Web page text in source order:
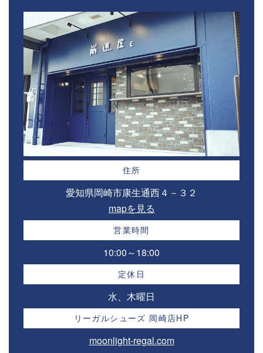
住所
愛知県岡崎市康生通西４－３２⁣
mapを見る
営業時間
10:00～18:00⁣
定休日
水、木曜日
リーガルシューズ 岡崎店HP
moonlight-regal.com